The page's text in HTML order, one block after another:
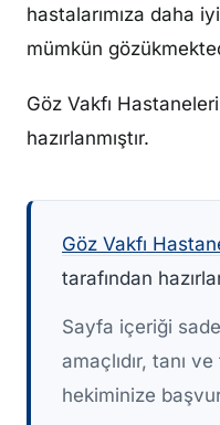
hastalarımıza daha
mümkün
Göz Vakfı
hazırlanmıştır.
Göz Vakfı
tarafından
Sayfa içeriği
amaçlıdır, tanı
hekiminize